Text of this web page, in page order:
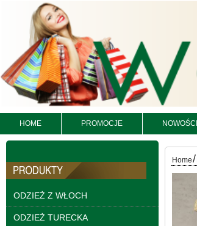
HOME PROMOCJE NOWOŚCI
ODZIEŻ Z WŁOCH
ODZIEŻ TURECKA
Kolor Paczka 5 szt
95.00 zł
szczegóły
Home/